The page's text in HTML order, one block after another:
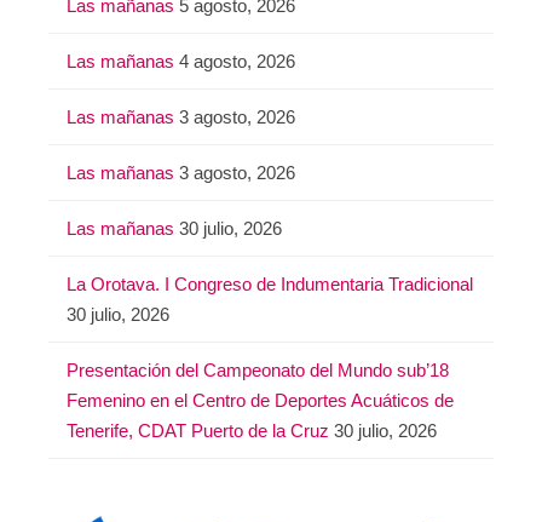
Las mañanas 5 agosto, 2026
Las mañanas 4 agosto, 2026
Las mañanas 3 agosto, 2026
Las mañanas 3 agosto, 2026
Las mañanas 30 julio, 2026
La Orotava. I Congreso de Indumentaria Tradicional
30 julio, 2026
Presentación del Campeonato del Mundo sub’18
Femenino en el Centro de Deportes Acuáticos de
Tenerife, CDAT Puerto de la Cruz 30 julio, 2026